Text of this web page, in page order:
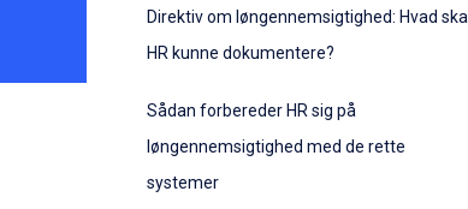
Direktiv om løngennemsigtighed: Hvad skal
HR kunne dokumentere?
Sådan forbereder HR sig på
løngennemsigtighed med de rette
systemer